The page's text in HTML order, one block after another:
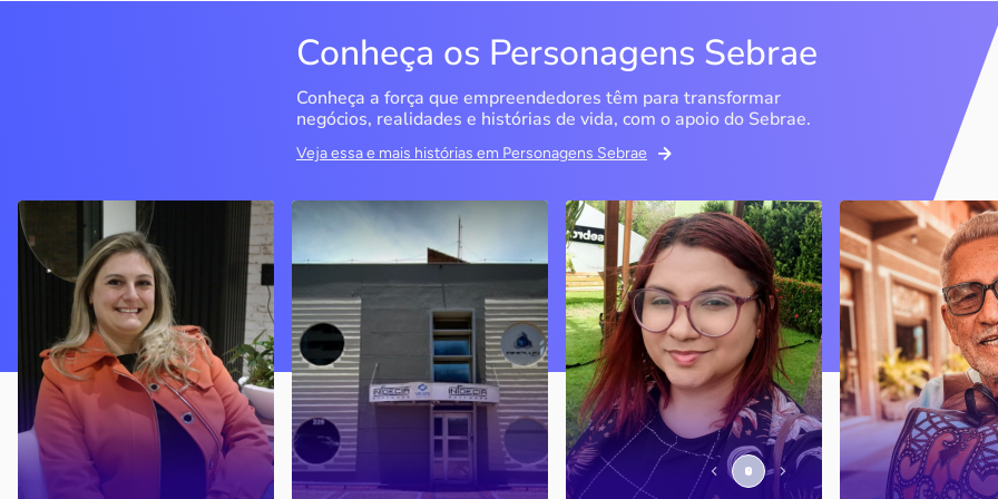
Conheça os Personagens Sebrae
Conheça a força que empreendedores têm para transformar
negócios, realidades e histórias de vida, com o apoio do Sebrae.
Veja essa e mais histórias em Personagens Sebrae
Delucci
Bento Gonçalves / RS
Sem saber muito sobre
empreendedorismo, o casal
contou com o Sebrae para
aprender tudo sobre o
assunto, colocar o negócio
nos eixos e ainda abrir uma
nova empresa
Infoecia Software
Ltda
Londrina / PR
Com mais de 20 anos de
mercado, o empresário
contou com o Sebrae para o
crescimento do negócio
Memória Ancestral
São Luís / MA
Ao lado da irmã e com o
apoio do Sebrae, a Memória
Ancestral utiliza inteligência
artificial com o objetivo de
melhorar a qualidade de vida
de pessoas com a doença
Espedito
Nova Olinda / CE
Peças criadas
cearense já foram
apresentadas em
novelas, desfiles
até em exposições
internacionais